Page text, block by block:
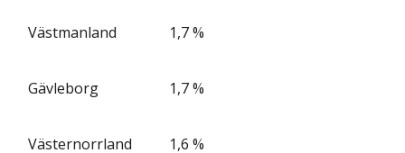
Västmanland 1,7 %
Gävleborg 1,7 %
Västernorrland 1,6 %